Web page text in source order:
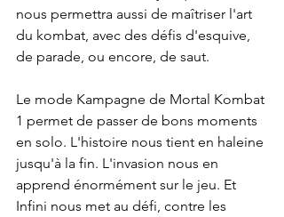
nous permettra aussi de maîtriser l'art
du kombat, avec des défis d'esquive,
de parade, ou encore, de saut.
Le mode Kampagne de Mortal Kombat
1 permet de passer de bons moments
en solo. L'histoire nous tient en haleine
jusqu'à la fin. L'invasion nous en
apprend énormément sur le jeu. Et
Infini nous met au défi, contre les